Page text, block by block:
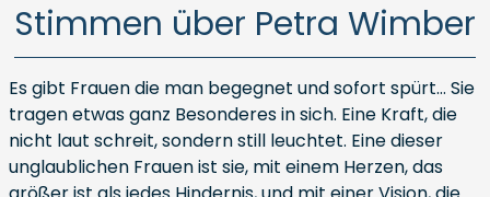
Stimmen über Petra Wimber
Es gibt Frauen die man begegnet und sofort spürt… Sie
tragen etwas ganz Besonderes in sich. Eine Kraft, die
nicht laut schreit, sondern still leuchtet. Eine dieser
unglaublichen Frauen ist sie, mit einem Herzen, das